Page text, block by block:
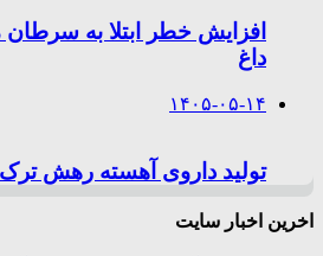
افزایش خطر ابتلا به
داغ
۱۴۰۵-۰۵-۱۴
تولید داروی آهسته رهش ترک
اخرین اخبار سایت